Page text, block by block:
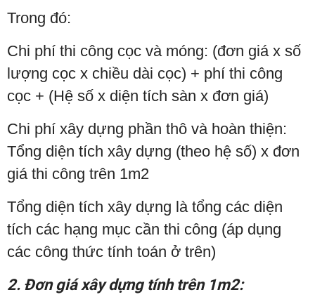
Trong đó:
Chi phí thi công cọc và móng: (đơn giá x số
lượng cọc x chiều dài cọc) + phí thi công
cọc + (Hệ số x diện tích sàn x đơn giá)
Chi phí xây dựng phần thô và hoàn thiện:
Tổng diện tích xây dựng (theo hệ số) x đơn
giá thi công trên 1m2
Tổng diện tích xây dựng là tổng các diện
tích các hạng mục cần thi công (áp dụng
các công thức tính toán ở trên)
2. Đơn giá xây dựng tính trên 1m2: